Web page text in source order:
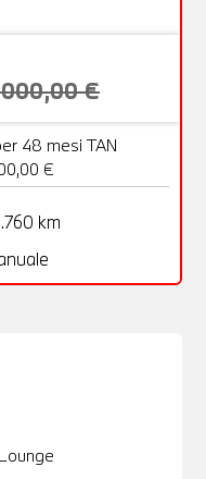
€
48 mesi TAN
€
km